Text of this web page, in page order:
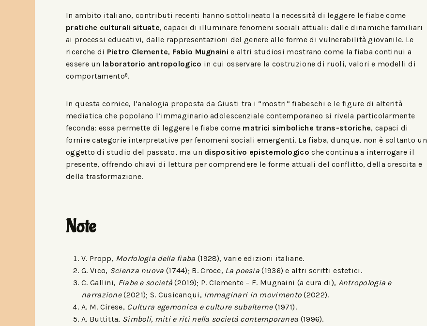
In ambito italiano, contributi recenti hanno sottolineato la necessità di leggere le fiabe come
pratiche culturali situate, capaci di illuminare fenomeni sociali attuali: dalle dinamiche familiari
ai processi educativi, dalle rappresentazioni del genere alle forme di vulnerabilità giovanile. Le
ricerche di Pietro Clemente, Fabio Mugnaini e altri studiosi mostrano come la fiaba continui a
essere un laboratorio antropologico in cui osservare la costruzione di ruoli, valori e modelli di
comportamento⁸.
In questa cornice, l’analogia proposta da Giusti tra i “mostri” fiabeschi e le figure di alterità
mediatica che popolano l’immaginario adolescenziale contemporaneo si rivela particolarmente
feconda: essa permette di leggere le fiabe come matrici simboliche trans-storiche, capaci di
fornire categorie interpretative per fenomeni sociali emergenti. La fiaba, dunque, non è soltanto un
oggetto di studio del passato, ma un dispositivo epistemologico che continua a interrogare il
presente, offrendo chiavi di lettura per comprendere le forme attuali del conflitto, della crescita e
della trasformazione.
Note
V. Propp, Morfologia della fiaba (1928), varie edizioni italiane.
G. Vico, Scienza nuova (1744); B. Croce, La poesia (1936) e altri scritti estetici.
C. Gallini, Fiabe e società (2019); P. Clemente – F. Mugnaini (a cura di), Antropologia e
narrazione(2021); S. Cusicanqui, Immaginari in movimento (2022).
A. M. Cirese, Cultura egemonica e culture subalterne(1971).
A. Buttitta, Simboli, miti e riti nella società contemporanea (1996).